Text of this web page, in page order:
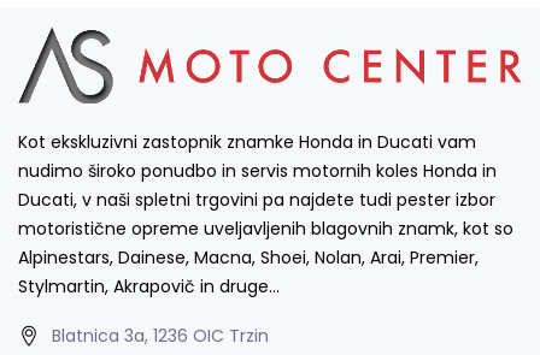
Kot ekskluzivni zastopnik znamke Honda in Ducati vam
nudimo široko ponudbo in servis motornih koles Honda in
Ducati, v naši spletni trgovini pa najdete tudi pester izbor
motoristične opreme uveljavljenih blagovnih znamk, kot so
Alpinestars, Dainese, Macna, Shoei, Nolan, Arai, Premier,
Stylmartin, Akrapovič in druge…
Blatnica 3a, 1236 OIC Trzin